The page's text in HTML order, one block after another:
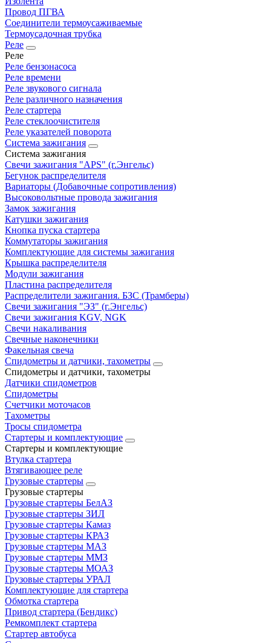
Провод ПГВА
Соединители термоусаживаемые
Термоусадочная трубка
Реле
Реле
Реле бензонасоса
Реле времени
Реле звукового сигнала
Реле различного назначения
Реле стартера
Реле стеклоочистителя
Реле указателей поворота
Система зажигания
Система зажигания
Свечи зажигания "APS" (г.Энгельс)
Бегунок распределителя
Вариаторы (Добавочные сопротивления)
Высоковольтные провода зажигания
Замок зажигания
Катушки зажигания
Кнопка пуска стартера
Коммутаторы зажигания
Комплектующие для системы зажигания
Крышка распределителя
Модули зажигания
Пластина распределителя
Распределители зажигания. БЗС (Трамберы)
Свечи зажигания "ЭЗ" (г.Энгельс)
Свечи зажигания KGV, NGK
Свечи накаливания
Свечные наконечники
Факельная свеча
Спидометры и датчики, тахометры
Спидометры и датчики, тахометры
Датчики спидометров
Спидометры
Счетчики моточасов
Тахометры
Тросы спидометра
Стартеры и комплектующие
Стартеры и комплектующие
Втулка стартера
Втягивающее реле
Грузовые стартеры
Грузовые стартеры
Грузовые стартеры БелАЗ
Грузовые стартеры ЗИЛ
Грузовые стартеры Камаз
Грузовые стартеры КРАЗ
Грузовые стартеры МАЗ
Грузовые стартеры ММЗ
Грузовые стартеры МОАЗ
Грузовые стартеры УРАЛ
Комплектующие для стартера
Обмотка стартера
Привод стартера (Бендикс)
Ремкомплект стартера
Стартер автобуса